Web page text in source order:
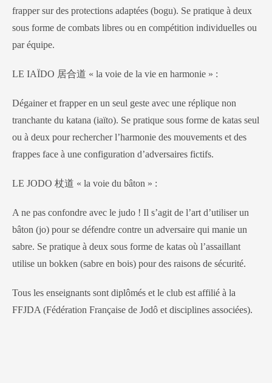
frapper sur des protections adaptées (bogu). Se pratique à deux
sous forme de combats libres ou en compétition individuelles ou
par équipe.
LE IAÏDO 居合道 « la voie de la vie en harmonie » :
Dégainer et frapper en un seul geste avec une réplique non
tranchante du katana (iaïto). Se pratique sous forme de katas seul
ou à deux pour rechercher l’harmonie des mouvements et des
frappes face à une configuration d’adversaires fictifs.
LE JODO 杖道 « la voie du bâton » :
A ne pas confondre avec le judo ! Il s’agit de l’art d’utiliser un
bâton (jo) pour se défendre contre un adversaire qui manie un
sabre. Se pratique à deux sous forme de katas où l’assaillant
utilise un bokken (sabre en bois) pour des raisons de sécurité.
Tous les enseignants sont diplômés et le club est affilié à la
FFJDA (Fédération Française de Jodô et disciplines associées).